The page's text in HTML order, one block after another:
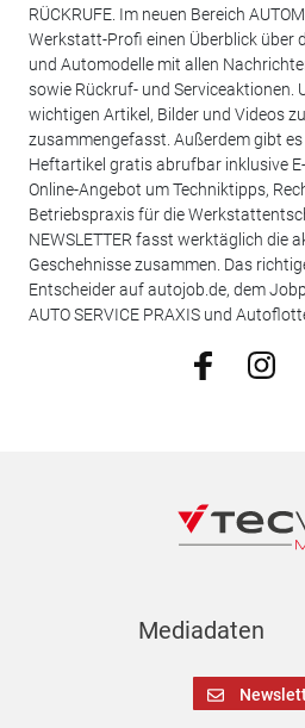
RÜCKRUFE. Im neuen Bereich
Werkstatt-Profi einen Überblick über
und Automodelle mit allen
sowie Rückruf- und Serviceaktionen.
wichtigen Artikel, Bilder und Videos
zusammengefasst. Außerdem gibt
Heftartikel gratis abrufbar inklusive
Online-Angebot um Techniktipps,
Betriebspraxis für die
NEWSLETTER fasst werktäglich die
Geschehnisse zusammen. Das
Entscheider auf autojob.de, dem
AUTO SERVICE PRAXIS und
Mediadaten